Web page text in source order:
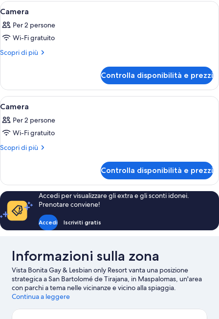
Apri
tutte
le
foto
per
Una camera d'albergo con un letto
8
Camera
Per 2 persone
Wi-Fi gratuito
Scopri di più
Altri
Controlla disponibilità e prezzi
Apri
tutte
le
foto
per
Una camera d'albergo con un letto
8
Camera
Per 2 persone
Wi-Fi gratuito
Scopri di più
Altri
Controlla disponibilità e prezzi
Accedi per visualizzare gli extra e gli sconti idonei.
Prenotare conviene!
Accedi Iscriviti gratis
Informazioni sulla zona
Vista Bonita Gay & Lesbian only Resort vanta una posizione
strategica a San Bartolomé de Tirajana, in Maspalomas, un'area
con parchi a tema nelle vicinanze e vicino alla spiaggia.
Maspalomas Golf Course e Anfi Tauro Golf Course sono due
invece, tra le principali attrazioni della zona ci sono Dune di
Continua a leggere